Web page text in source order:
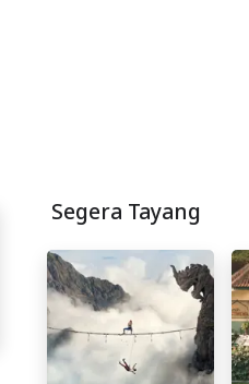
Segera Tayang